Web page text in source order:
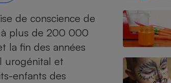
de conscience de
à plus de 200 000
la fin des années
urogénital et
enfants des